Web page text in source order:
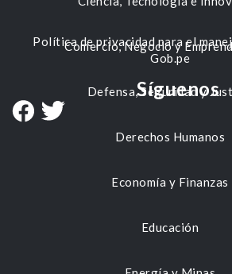
Comercio, Negocio y
Defensa, Seguridad y
Derechos Humanos
Economía y Finanzas
Educación
Política de privacidad para el
Gob.pe
Síguenos